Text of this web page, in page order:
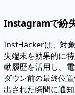
Instagramで紛
InstHackerは、対
失端末を効果的に
動履歴を活用し、
ダウン前の最終位
出された瞬間に通知